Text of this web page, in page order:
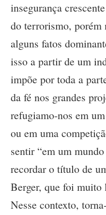
insegurança
do terrorismo, porém
alguns fatos
isso a partir de um
impõe por toda a
da fé nos grandes
refugiamo-nos em
ou em uma
sentir “em um
recordar o título de
Berger, que foi muito
Nesse contexto,